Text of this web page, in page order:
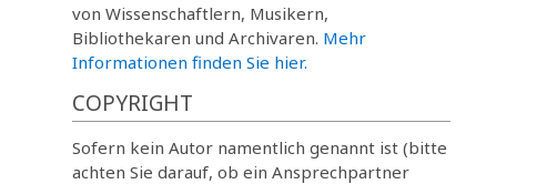
von Wissenschaftlern, Musikern,
Bibliothekaren und Archivaren. Mehr
Informationen finden Sie hier.
COPYRIGHT
Sofern kein Autor namentlich genannt ist (bitte
achten Sie darauf, ob ein Ansprechpartner